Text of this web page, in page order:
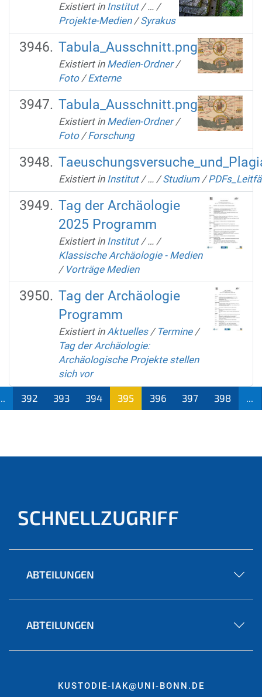
Existiert in Institut /… /
Projekte-Medien /Syrakus
Tabula_Ausschnitt.png
Existiert in Medien-Ordner /
Foto /Externe
Tabula_Ausschnitt.png
Existiert in Medien-Ordner /
Foto /Forschung
Existiert in Institut /… /Studium /
Tag der Archäologie
2025 Programm
Existiert in Institut /… /
Klassische Archäologie - Medien
/ Vorträge Medien
Tag der Archäologie
Programm
Existiert in Aktuelles / Termine /
Tag der Archäologie:
Archäologische Projekte stellen
sich vor
392 393 394
395
396 397 398 ...
SCHNELLZUGRIFF
ABTEILUNGEN
ABTEILUNGEN
KUSTODIE-IAK@UNI-BONN.DE